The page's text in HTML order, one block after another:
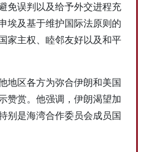
免误判以及给予外交进程充
埃及基于维护国际法原则的
家主权、睦邻友好以及和平
地区各方为弥合伊朗和美国
赞赏。他强调，伊朗渴望加
别是海湾合作委员会成员国